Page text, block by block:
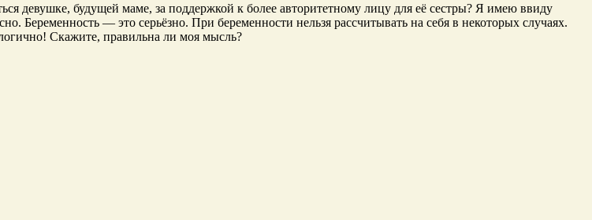
девушке, будущей маме, за поддержкой к более авторитетному лицу для её сестры? Я имею ввиду
Беременность — это серьёзно. При беременности нельзя рассчитывать на себя в некоторых случаях.
Скажите, правильна ли моя мысль?